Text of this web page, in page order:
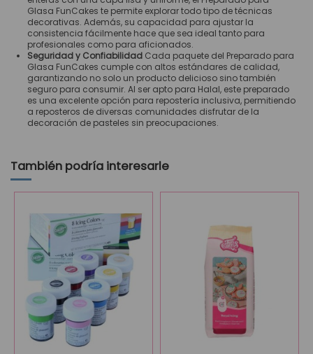
Glasa FunCakes te permite explorar todo tipo de técnicas
decorativas. Además, su capacidad para ajustar la
consistencia fácilmente hace que sea ideal tanto para
profesionales como para aficionados.
Seguridad y Confiabilidad Cada paquete del Preparado para
Glasa FunCakes cumple con altos estándares de calidad,
garantizando no solo un producto delicioso sino también
seguro para consumir. Al ser apto para Halal, este preparado
es una excelente opción para repostería inclusiva, permitiendo
a reposteros de diversas comunidades disfrutar de la
decoración de pasteles sin preocupaciones.
También podría interesarle